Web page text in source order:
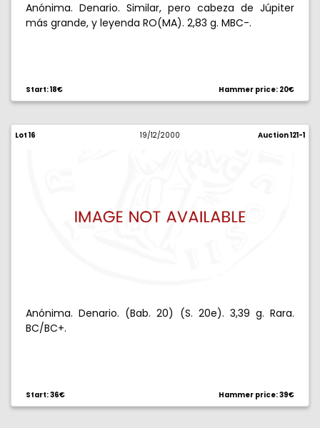
Anónima. Denario. Similar, pero cabeza de Júpiter
más grande, y leyenda RO(MA). 2,83 g. MBC-.
Start: 18€ Hammer price: 20€
Lot 16 19/12/2000 Auction 121-1
Anónima. Denario. (Bab. 20) (S. 20e). 3,39 g. Rara.
BC/BC+.
Start: 36€ Hammer price: 39€